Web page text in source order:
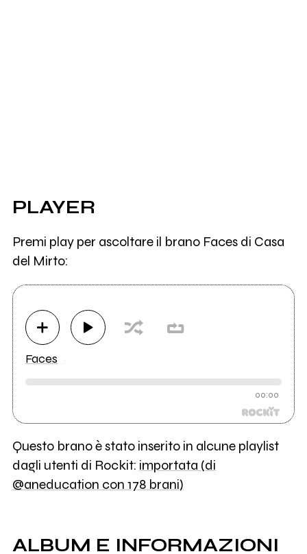
PLAYER
Premi play per ascoltare il brano Faces di Casa
del Mirto:
Faces
00:00
Questo brano è stato inserito in alcune playlist
dagli utenti di Rockit: importata (di
@aneducation con 178 brani)
ALBUM E INFORMAZIONI